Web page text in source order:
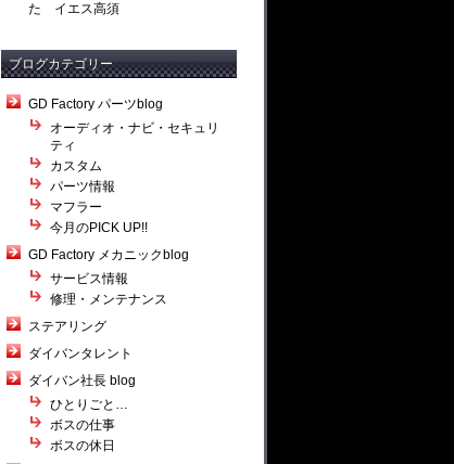
た イエス高須
ブログカテゴリー
GD Factory パーツblog
オーディオ・ナビ・セキュリ
ティ
カスタム
パーツ情報
マフラー
今月のPICK UP!!
GD Factory メカニックblog
サービス情報
修理・メンテナンス
ステアリング
ダイバンタレント
ダイバン社長 blog
ひとりごと…
ボスの仕事
ボスの休日